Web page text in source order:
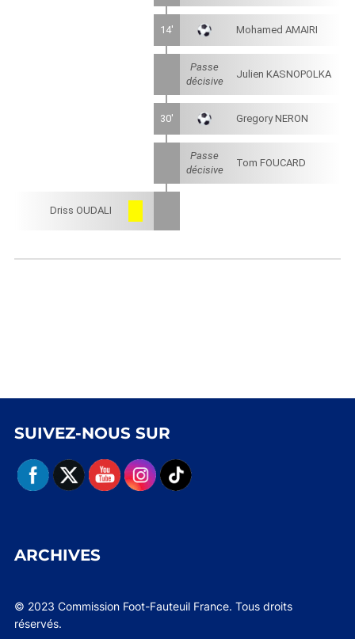
14' Mohamed AMAIRI
Passe
décisive
Julien KASNOPOLKA
30' Gregory NERON
Passe
décisive
Tom FOUCARD
Driss OUDALI
SUIVEZ-NOUS SUR
ARCHIVES
© 2023 Commission Foot-Fauteuil France. Tous droits
réservés.